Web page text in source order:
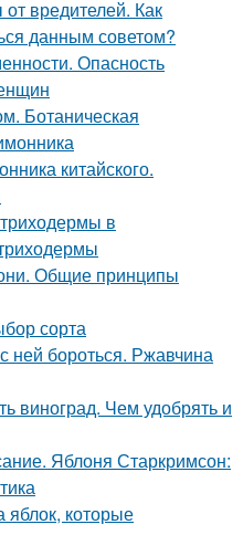
вредителей. Как
данным советом?
Опасность
Ботаническая
китайского.
в
Общие принципы
сорта
ней бороться. Ржавчина
виноград. Чем удобрять и
Яблоня Старкримсон:
яблок, которые